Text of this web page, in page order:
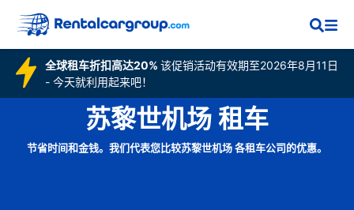
全球租车折扣高达20% 该促销活动有效期至2026年8月11日
- 今天就利用起来吧！
苏黎世机场 租车
节省时间和金钱。我们代表您比较苏黎世机场 各租车公司的优惠。